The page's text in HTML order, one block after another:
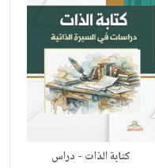
كتابة الذات - دراس